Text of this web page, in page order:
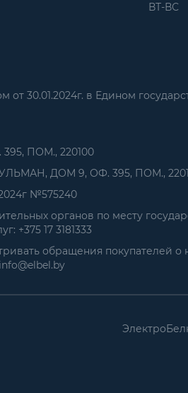
ВТ-ВС
30.01.2024г. в Едином
ПОМ., 220100
ДОМ 9, ОФ. 395, ПОМ.,
№575240
органов по месту
+375 17 3181333
обращения покупателей